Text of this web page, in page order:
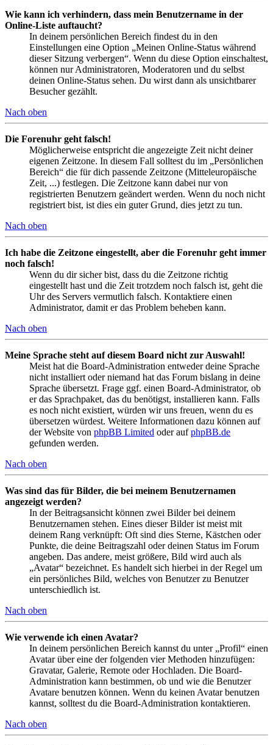
Wie kann ich verhindern, dass mein Benutzername in der
Online-Liste auftaucht?
In deinem persönlichen Bereich findest du in den
Einstellungen eine Option „Meinen Online-Status während
dieser Sitzung verbergen“. Wenn du diese Option einschaltest,
können nur Administratoren, Moderatoren und du selbst
deinen Online-Status sehen. Du wirst dann als unsichtbarer
Besucher gezählt.
Nach oben
Die Forenuhr geht falsch!
Möglicherweise entspricht die angezeigte Zeit nicht deiner
eigenen Zeitzone. In diesem Fall solltest du im „Persönlichen
Bereich“ die für dich passende Zeitzone (Mitteleuropäische
Zeit, ...) festlegen. Die Zeitzone kann dabei nur von
registrierten Benutzern geändert werden. Wenn du noch nicht
registriert bist, ist dies ein guter Grund, dies jetzt zu tun.
Nach oben
Ich habe die Zeitzone eingestellt, aber die Forenuhr geht immer
noch falsch!
Wenn du dir sicher bist, dass du die Zeitzone richtig
eingestellt hast und die Zeit trotzdem noch falsch ist, geht die
Uhr des Servers vermutlich falsch. Kontaktiere einen
Administrator, damit er das Problem beheben kann.
Nach oben
Meine Sprache steht auf diesem Board nicht zur Auswahl!
Meist hat die Board-Administration entweder deine Sprache
nicht installiert oder niemand hat das Forum bislang in deine
Sprache übersetzt. Frage ggf. einen Board-Administrator, ob
er das Sprachpaket, das du benötigst, installieren kann. Falls
es noch nicht existiert, würden wir uns freuen, wenn du es
übersetzen würdest. Weitere Informationen dazu können auf
der Website von phpBB Limited oder aufphpBB.de
gefunden werden.
Nach oben
Was sind das für Bilder, die bei meinem Benutzernamen
angezeigt werden?
In der Beitragsansicht können zwei Bilder bei deinem
Benutzernamen stehen. Eines dieser Bilder ist meist mit
deinem Rang verknüpft: Oft sind dies Sterne, Kästchen oder
Punkte, die deine Beitragszahl oder deinen Status im Forum
angeben. Das andere, meist größere, Bild wird auch als
„Avatar“ bezeichnet. Es handelt sich hierbei in der Regel um
ein persönliches Bild, welches von Benutzer zu Benutzer
unterschiedlich ist.
Nach oben
Wie verwende ich einen Avatar?
In deinem persönlichen Bereich kannst du unter „Profil“ einen
Avatar über eine der folgenden vier Methoden hinzufügen:
Gravatar, Galerie, Remote oder Hochladen. Die Board-
Administration kann bestimmen, ob und wie die Benutzer
Avatare benutzen können. Wenn du keinen Avatar benutzen
kannst, solltest du die Board-Administration kontaktieren.
Nach oben